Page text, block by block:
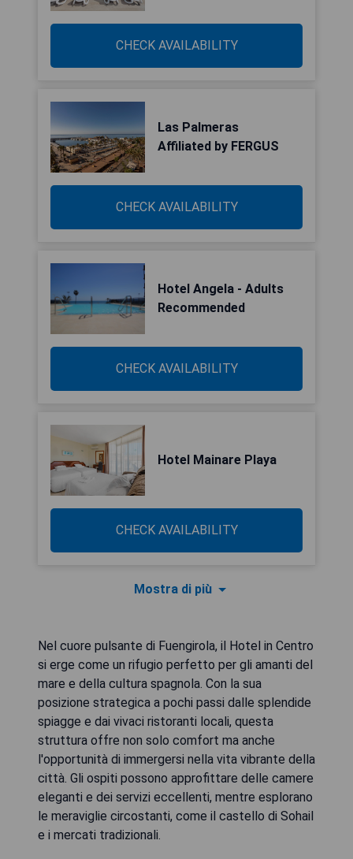
CHECK AVAILABILITY
Las Palmeras
Affiliated by FERGUS
CHECK AVAILABILITY
Hotel Angela - Adults
Recommended
CHECK AVAILABILITY
Hotel Mainare Playa
CHECK AVAILABILITY
Mostra di più
Nel cuore pulsante di Fuengirola, il Hotel in Centro
si erge come un rifugio perfetto per gli amanti del
mare e della cultura spagnola. Con la sua
posizione strategica a pochi passi dalle splendide
spiagge e dai vivaci ristoranti locali, questa
struttura offre non solo comfort ma anche
l'opportunità di immergersi nella vita vibrante della
città. Gli ospiti possono approfittare delle camere
eleganti e dei servizi eccellenti, mentre esplorano
le meraviglie circostanti, come il castello di Sohail
e i mercati tradizionali.